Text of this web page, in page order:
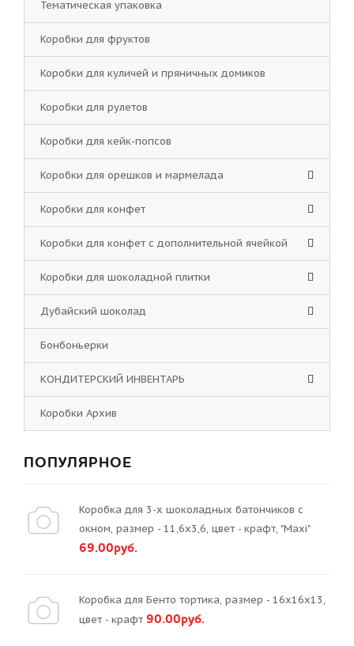
Тематическая упаковка
Коробки для фруктов
Коробки для куличей и пряничных домиков
Коробки для рулетов
Коробки для кейк-попсов
Коробки для орешков и мармелада
Коробки для конфет
Коробки для конфет с дополнительной ячейкой
Коробки для шоколадной плитки
Дубайский шоколад
Бонбоньерки
КОНДИТЕРСКИЙ ИНВЕНТАРЬ
Коробки Архив
ПОПУЛЯРНОЕ
Коробка для 3-х шоколадных батончиков с
окном, размер - 11,6х3,6, цвет - крафт, "Maxi"
69.00руб.
Коробка для Бенто тортика, размер - 16х16х13,
цвет - крафт 90.00руб.